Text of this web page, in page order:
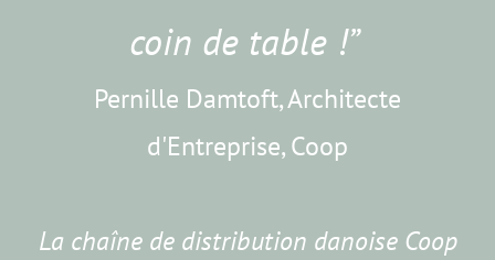
coin de table !”
Pernille Damtoft, Architecte
d'Entreprise, Coop
La chaîne de distribution danoise Coop